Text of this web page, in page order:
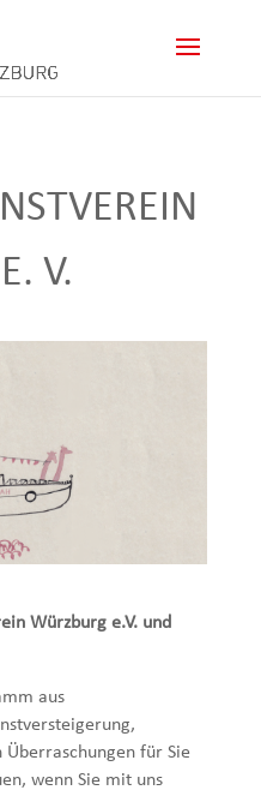
V.
Würzburg e.V. und
aus
Überraschungen für Sie
wenn Sie mit uns